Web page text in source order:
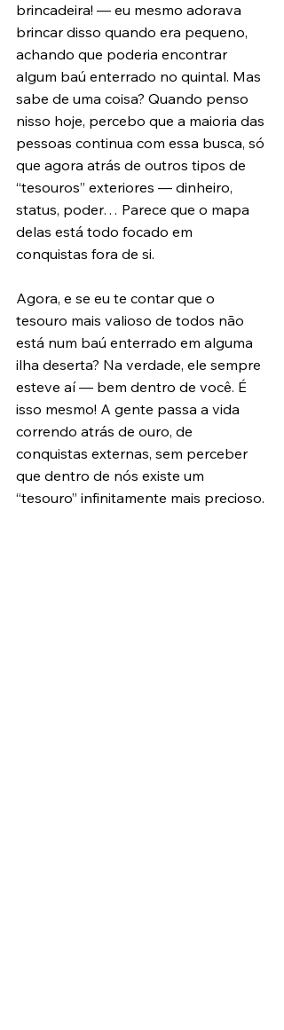
brincadeira! — eu mesmo adorava
brincar disso quando era pequeno,
achando que poderia encontrar
algum baú enterrado no quintal. Mas
sabe de uma coisa? Quando penso
nisso hoje, percebo que a maioria das
pessoas continua com essa busca, só
que agora atrás de outros tipos de
“tesouros” exteriores — dinheiro,
status, poder… Parece que o mapa
delas está todo focado em
conquistas fora de si.
Agora, e se eu te contar que o
tesouro mais valioso de todos não
está num baú enterrado em alguma
ilha deserta? Na verdade, ele sempre
esteve aí — bem dentro de você. É
isso mesmo! A gente passa a vida
correndo atrás de ouro, de
conquistas externas, sem perceber
que dentro de nós existe um
“tesouro” infinitamente mais precioso.